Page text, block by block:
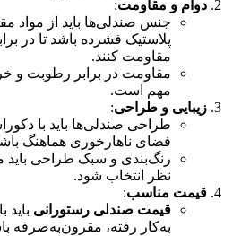
دوام و مقاومت:
جنس صندلی‌ها باید از مواد
پلاستیک فشرده باشد تا در
مقاومت کنند.
مقاومت در برابر رطوبت و
مهم است.
زیبایی و طراحی:
طراحی صندلی‌ها باید با
فضای ناهارخوری هماهنگ
رنگ‌بندی و سبک طراحی باید
نظر انتخاب شود.
قیمت مناسب:
قیمت صندلی رستورانی باید
به‌کار رفته، مقرون‌به‌صرفه